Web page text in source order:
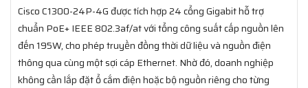
Cisco C1300-24P-4G được tích hợp 24 cổng Gigabit hỗ trợ
chuẩn PoE+ IEEE 802.3af/at với tổng công suất cấp nguồn lên
đến 195W, cho phép truyền đồng thời dữ liệu và nguồn điện
thông qua cùng một sợi cáp Ethernet. Nhờ đó, doanh nghiệp
không cần lắp đặt ổ cắm điện hoặc bộ nguồn riêng cho từng